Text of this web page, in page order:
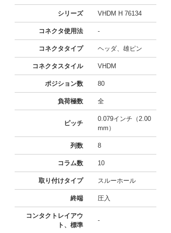
シリーズ VHDM H 76134
コネクタ使用法 -
コネクタタイプ ヘッダ、雄ピン
コネクタスタイル VHDM
ポジション数 80
負荷極数 全
ピッチ
0.079インチ（2.00
mm）
列数 8
コラム数 10
取り付けタイプ スルーホール
終端 圧入
コンタクトレイアウ
ト、標準
-